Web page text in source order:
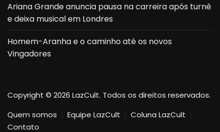
Ariana Grande anuncia pausa na carreira após turnê
e deixa musical em Londres
Homem-Aranha e o caminho até os novos
Vingadores
Copyright © 2026 LazCult. Todos os direitos reservados.
Quem somos
Equipe LazCult
Coluna LazCult
Contato